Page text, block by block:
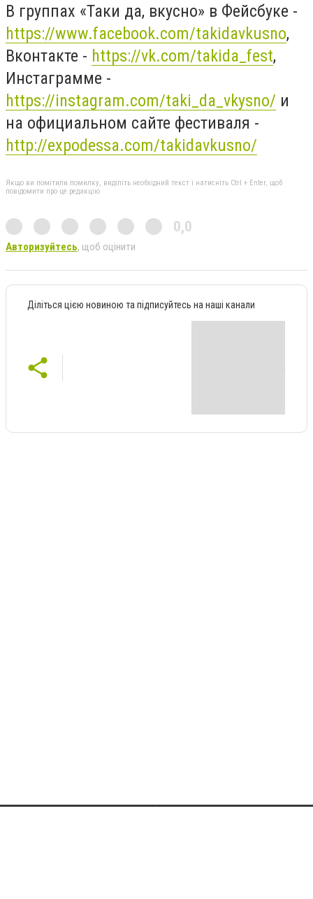
В группах «Таки да, вкусно» в Фейсбуке -
https://www.facebook.com/takidavkusno,
Вконтакте - https://vk.com/takida_fest,
Инстаграмме -
https://instagram.com/taki_da_vkysno/ и
на официальном сайте фестиваля -
http://expodessa.com/takidavkusno/
Якщо ви помітили помилку, виділіть необхідний текст і натисніть Ctrl + Enter, щоб
повідомити про це редакцію
0,0
Авторизуйтесь, щоб оцінити
Діліться цією новиною та підписуйтесь на наші канали